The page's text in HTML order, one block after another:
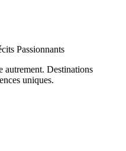
Passionnants
autrement. Destinations
uniques.